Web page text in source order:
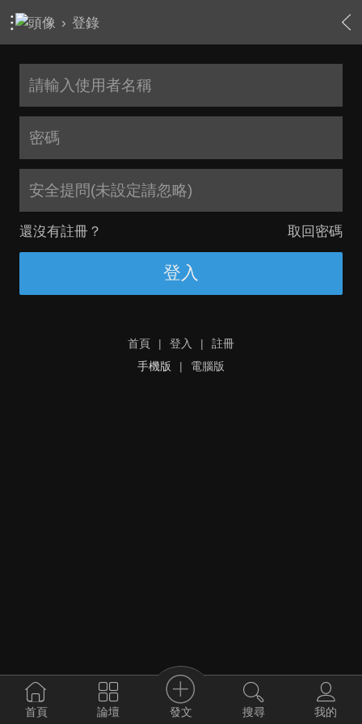
› 登錄
安全提問(未設定請忽略)
還沒有註冊？ 取回密碼
登入
首頁 | 登入 |
註冊
手機版
| 電腦版
首頁 論壇 發文 搜尋 我的